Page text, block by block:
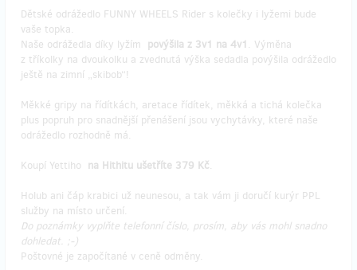
Dětské odrážedlo FUNNY WHEELS Rider s kolečky i lyžemi bude
vaše topka.
Naše odrážedla díky lyžím povýšila z 3v1 na 4v1 . Výměna
z tříkolky na dvoukolku a zvednutá výška sedadla povýšila odrážedlo
ještě na zimní „skibob“!
Měkké gripy na řídítkách, aretace řídítek, měkká a tichá kolečka
plus popruh pro snadnější přenášení jsou vychytávky, které naše
odrážedlo rozhodně má.
Koupí Yettiho na Hithitu ušetříte 379 Kč.
Holub ani čáp krabici už neunesou, a tak vám ji doručí kurýr PPL
služby na místo určení.
Do poznámky vyplňte telefonní číslo, prosím, aby vás mohl snadno
dohledat. ;-)
Poštovné je započítané v ceně odměny.